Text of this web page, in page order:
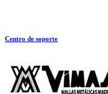
Centro de soporte